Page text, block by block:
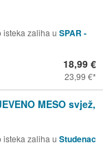
isteka zaliha u SPAR -
18,99 €
23,99 €
MESO svjež,
isteka zaliha u Studenac